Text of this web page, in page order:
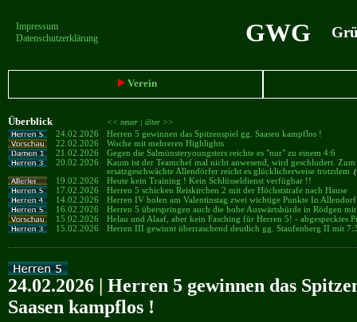
Impressum
Datenschutzerklärung
GWG
Verein
Überblick << neuer | älter >>
24.02.2026
Herren 5 gewinnen das Spitzenspiel gg. Saasen kampflos !
22.02.2026
Woche mit mehreren Highlights
21.02.2026
Gegen die Salmünsteryoungsters reichte es "nur" zu einem 4:6
20.02.2026
Kaum ist der Teamchef mal nicht anwesend, wird geschludert. Zum
ersatzgeschwächte Allendörfer reicht es glücklicherweise trotzdem
19.02.2026
Heute kein Training ! Kein Schlüsseldienst verfügbar !!
17.02.2026
Herren 5 schicken Reiskirchen 2 mit der Höchststrafe nach Hause
14.02.2026
Herren IV holen am Valentinstag zwei wichtige Punkte In
16.02.2026
Herren 5 überspringen auch die hohe Auswärtshürde in Rödgen
15.02.2026
Helau und Alaaf, aber kein Fasching für Herren 5! - abgespecktes
15.02.2026
Herren III gewinnt überraschend deutlich gg. Staufenberg II mit
24.02.2026 | Herren 5 gewinnen das
Saasen kampflos !